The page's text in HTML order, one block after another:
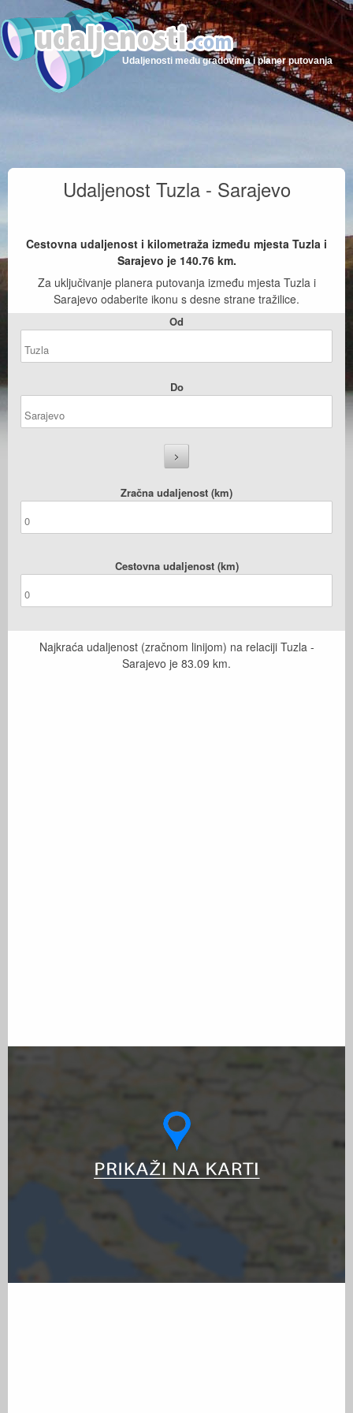
Udaljenosti među gradovima i planer putovanja
Udaljenost Tuzla - Sarajevo
Cestovna udaljenost i kilometraža između mjesta Tuzla i
Sarajevo je 140.76km.
Za uključivanje planera putovanja između mjesta Tuzla i
Sarajevo odaberite ikonu s desne strane tražilice.
Od
Do
Zračna udaljenost (km)
Cestovna udaljenost (km)
Najkraća udaljenost (zračnom linijom) na relaciji Tuzla -
Sarajevo je 83.09 km.